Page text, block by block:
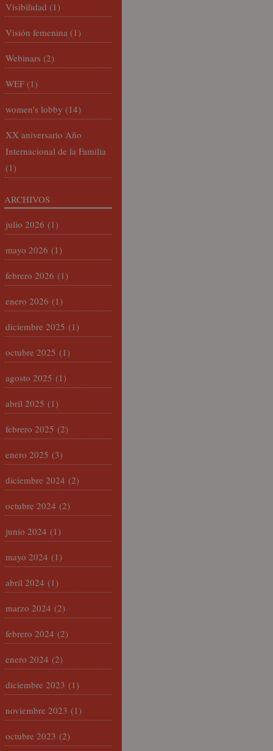
Visibilidad (1)
Visión femenina (1)
Webinars (2)
WEF (1)
women's lobby (14)
XX aniversario Año
Internacional de la Familia
(1)
ARCHIVOS
julio 2026 (1)
mayo 2026 (1)
febrero 2026 (1)
enero 2026 (1)
diciembre 2025 (1)
octubre 2025 (1)
agosto 2025 (1)
abril 2025 (1)
febrero 2025 (2)
enero 2025 (3)
diciembre 2024 (2)
octubre 2024 (2)
junio 2024 (1)
mayo 2024 (1)
abril 2024 (1)
marzo 2024 (2)
febrero 2024 (2)
enero 2024 (2)
diciembre 2023 (1)
noviembre 2023 (1)
octubre 2023 (2)